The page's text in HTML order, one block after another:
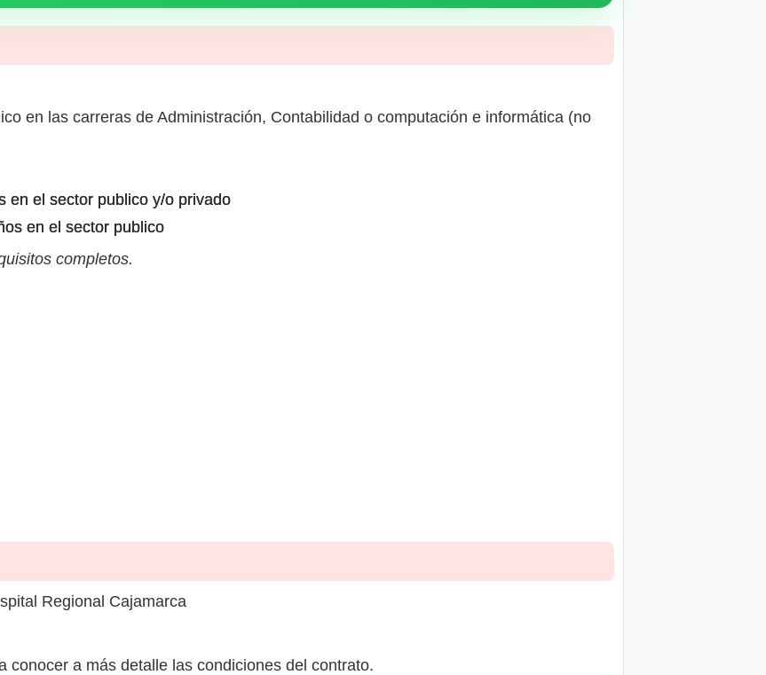
en las carreras de Administración, Contabilidad o computación e informática (no
en el sector publico y/o privado
en el sector publico
completos.
Regional Cajamarca
conocer a más detalle las condiciones del contrato.